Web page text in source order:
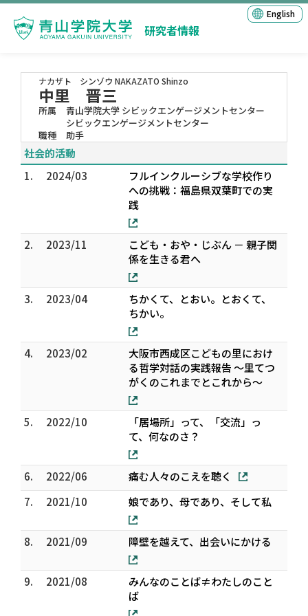
研究者情報
English
ナカザト シンゾウ NAKAZATO Shinzo
中里 晋三
所属
青山学院大学 シビックエンゲージメントセンター
シビックエンゲージメントセンター
職種
助手
社会的活動
1.
2024/03
フルインクルーシブな学校作り
への挑戦：福島県双葉町での実
践
2. 2023/11
こども・おや・じぶん － 親子関
係を生きる君へ
3. 2023/04
ちかくて、とおい。とおくて、
ちかい。
4. 2023/02
⼤阪市⻄成区こどもの⾥におけ
る哲学対話の実践報告 〜⾥てつ
がくのこれまでとこれから〜
5. 2022/10
「居場所」って、「交流」っ
て、何なのさ？
6. 2022/06
痛む人々のこえを聴く
7.
2021/10 娘であり、母であり、そして私
8. 2021/09 障壁を越えて、出会いにかける
9. 2021/08
みんなのことば≠わたしのこと
ば